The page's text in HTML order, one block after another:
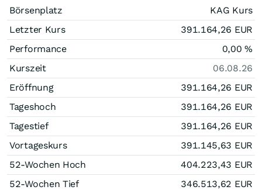
Börsenplatz
KAG Kurs
Letzter Kurs
391.164,26 EUR
Performance
0,00%
Kurszeit
06.08.26
Eröffnung
391.164,26 EUR
Tageshoch
391.164,26 EUR
Tagestief
391.164,26 EUR
Vortageskurs
391.145,63 EUR
52-Wochen Hoch
404.223,43 EUR
52-Wochen Tief
346.513,62 EUR